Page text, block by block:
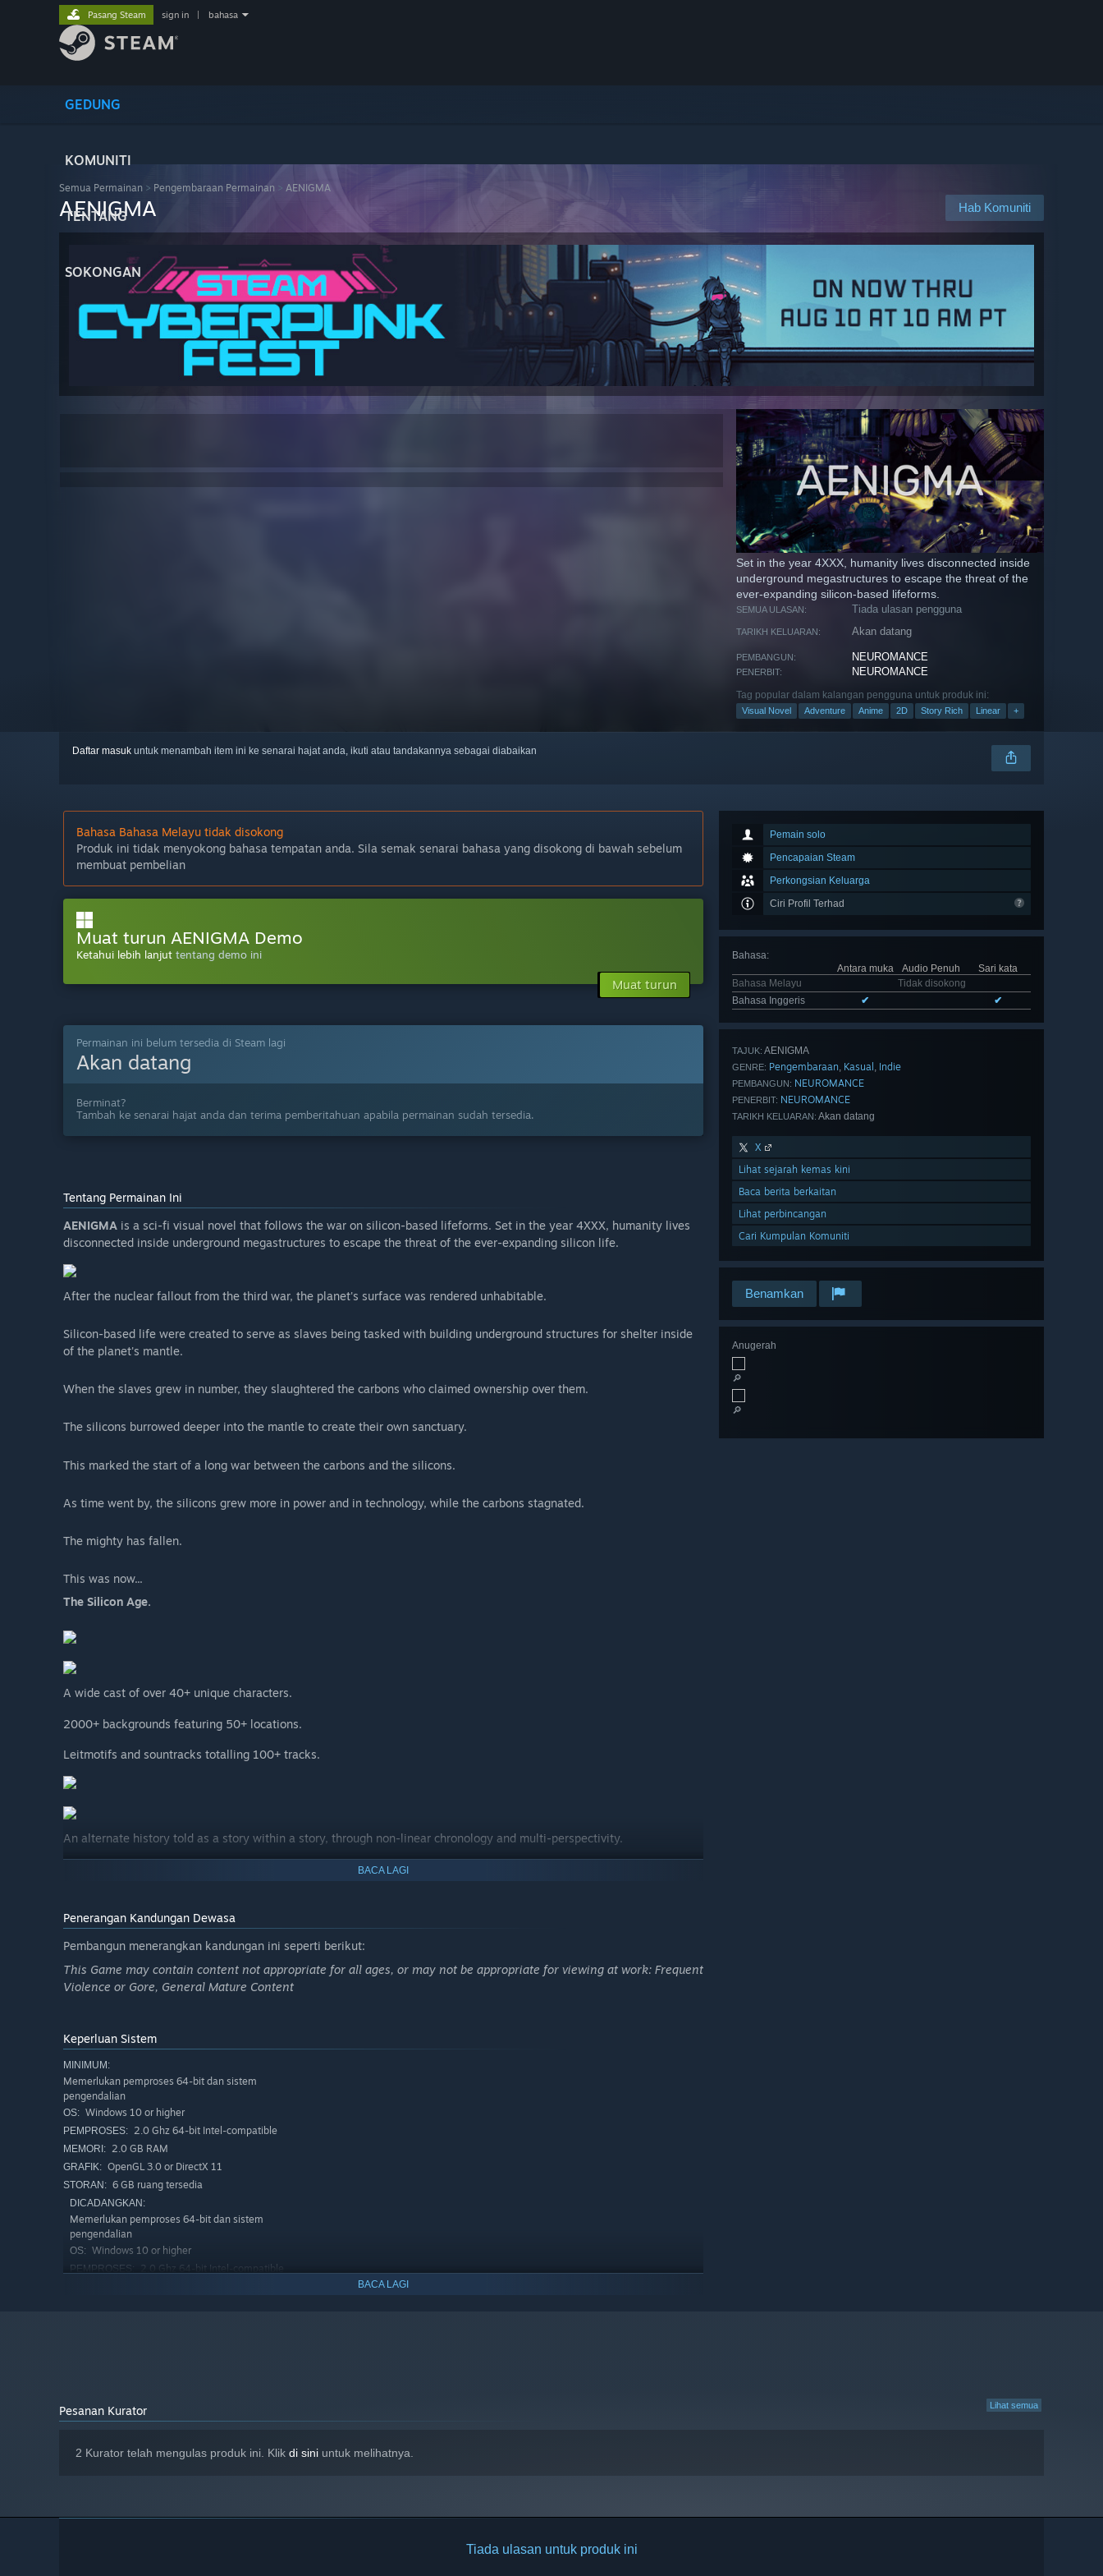
GEDUNG
KOMUNITI
TENTANG
SOKONGAN
Pasang Steam sign in bahasa
Semua Permainan > Pengembaraan Permainan > AENIGMA
Hab Komuniti
AENIGMA
Set in the year 4XXX, humanity lives disconnected inside
underground megastructures to escape the threat of the
ever-expanding silicon-based lifeforms.
SEMUA ULASAN: Tiada ulasan pengguna
TARIKH KELUARAN: Akan datang
PEMBANGUN: NEUROMANCE
PENERBIT: NEUROMANCE
Tag popular dalam kalangan pengguna untuk produk ini:
Visual Novel Adventure Anime 2D Story Rich Linear +
Daftar masuk untuk menambah item ini ke senarai hajat anda, ikuti atau tandakannya sebagai diabaikan
Pemain solo
Pencapaian Steam
Perkongsian Keluarga
Ciri Profil Terhad
Bahasa:
Antara muka
Audio Penuh
Sari kata
Bahasa Melayu
Tidak disokong
Bahasa Inggeris
✔ ✔
TAJUK: AENIGMA
GENRE: Pengembaraan Kasual Indie
PEMBANGUN: NEUROMANCE
PENERBIT: NEUROMANCE
TARIKH KELUARAN: Akan datang
X
Lihat sejarah kemas kini
Baca berita berkaitan
Lihat perbincangan
Cari Kumpulan Komuniti
Benamkan
Anugerah
🔎
🔎
Bahasa Bahasa Melayu tidak disokong
Produk ini tidak menyokong bahasa tempatan anda. Sila semak senarai bahasa yang disokong di bawah sebelum
membuat pembelian
Muat turun AENIGMA Demo
Ketahui lebih lanjut tentang demo ini
Muat turun
Permainan ini belum tersedia di Steam lagi
Akan datang
Berminat?
Tambah ke senarai hajat anda dan terima pemberitahuan apabila permainan sudah tersedia.
Tentang Permainan Ini
AENIGMA is a sci-fi visual novel that follows the war on silicon-based lifeforms. Set in the year 4XXX, humanity lives
disconnected inside underground megastructures to escape the threat of the ever-expanding silicon life.
After the nuclear fallout from the third war, the planet's surface was rendered unhabitable.
Silicon-based life were created to serve as slaves being tasked with building underground structures for shelter inside
of the planet's mantle.
When the slaves grew in number, they slaughtered the carbons who claimed ownership over them.
The silicons burrowed deeper into the mantle to create their own sanctuary.
This marked the start of a long war between the carbons and the silicons.
As time went by, the silicons grew more in power and in technology, while the carbons stagnated.
The mighty has fallen.
This was now...
The Silicon Age.
A wide cast of over 40+ unique characters.
2000+ backgrounds featuring 50+ locations.
Leitmotifs and sountracks totalling 100+ tracks.
An alternate history told as a story within a story, through non-linear chronology and multi-perspectivity.
Brutalist architectures, sci-fi monuments, and cinematic imagery.
BACA LAGI
Penerangan Kandungan Dewasa
Pembangun menerangkan kandungan ini seperti berikut:
This Game may contain content not appropriate for all ages, or may not be appropriate for viewing at work: Frequent
Violence or Gore, General Mature Content
Keperluan Sistem
MINIMUM:
Memerlukan pemproses 64-bit dan sistem
pengendalian
OS: Windows 10 or higher
PEMPROSES: 2.0 Ghz 64-bit Intel-compatible
MEMORI: 2.0 GB RAM
GRAFIK: OpenGL 3.0 or DirectX 11
STORAN: 6 GB ruang tersedia
DICADANGKAN:
Memerlukan pemproses 64-bit dan sistem
pengendalian
OS: Windows 10 or higher
PEMPROSES: 2.0 Ghz 64-bit Intel-compatible
BACA LAGI
Lihat semua
Pesanan Kurator
2 Kurator telah mengulas produk ini. Klik di sini untuk melihatnya.
Tiada ulasan untuk produk ini